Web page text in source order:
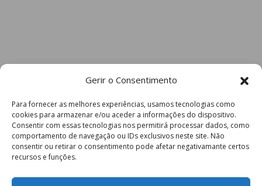
Gerir o Consentimento
Para fornecer as melhores experiências, usamos tecnologias como
cookies para armazenar e/ou aceder a informações do dispositivo.
Consentir com essas tecnologias nos permitirá processar dados, como
comportamento de navegação ou IDs exclusivos neste site. Não
consentir ou retirar o consentimento pode afetar negativamante certos
recursos e funções.